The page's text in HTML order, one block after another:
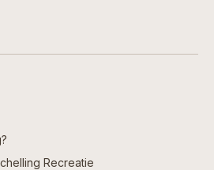
Recreatie